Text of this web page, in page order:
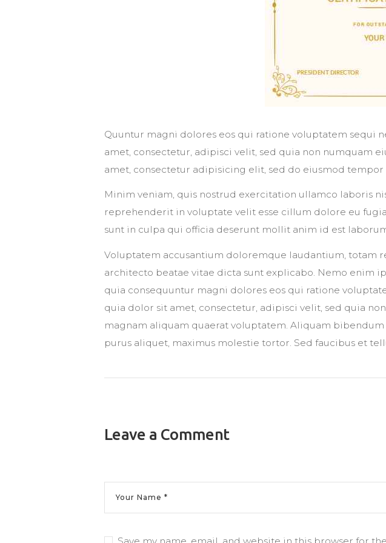
Quuntur magni dolores eos qui ratione voluptatem sequi
amet, consectetur, adipisci velit, sed quia non numquam
amet, consectetur adipisicing elit, sed do eiusmod
Minim veniam, quis nostrud exercitation ullamco laboris
reprehenderit in voluptate velit esse cillum dolore eu
sunt in culpa qui officia deserunt mollit anim id est
Voluptatem accusantium doloremque laudantium, totam
architecto beatae vitae dicta sunt explicabo. Nemo enim
quia consequuntur magni dolores eos qui ratione
quia dolor sit amet, consectetur, adipisci velit, sed quia
magnam aliquam quaerat voluptatem. Aliquam
purus aliquet, maximus molestie tortor. Sed faucibus et
Leave a Comment